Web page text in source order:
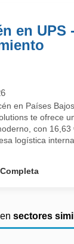
en UPS -
en Países
te ofrece
con
logística
sectores